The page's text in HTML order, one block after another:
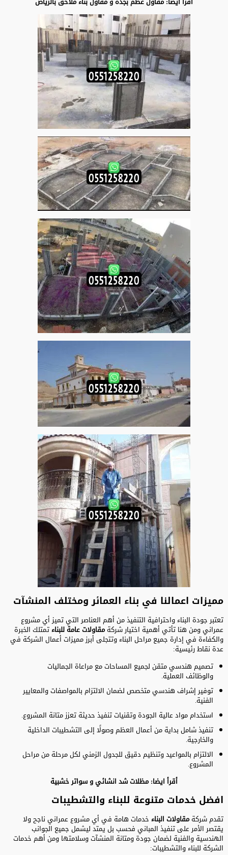
مميزات اعمالنا في بناء العمائر ومختلف المنشآت
تعتبر جودة البناء واحترافية التنفيذ من أهم العناصر التي تميز أي مشروع
عمراني ومن هنا تأتي أهمية اختيار شركةمقاولات عامةللبناءتمتلك الخبرة
والكفاءة في إدارة جميع مراحل البناء وتتجلى أبرز مميزات أعمال الشركة في
عدة نقاط رئيسية:
تصميم هندسي متقن لجميع المساحات مع مراعاة الجماليات
والوظائف العملية.
توفير إشراف هندسي متخصص لضمان الالتزام بالمواصفات والمعايير
الفنية.
استخدام مواد عالية الجودة وتقنيات تنفيذ حديثة تعزز متانة المشروع.
تنفيذ شامل بداية من أعمال العظم وصولًا إلى التشطيبات الداخلية
والخارجية.
الالتزام بالمواعيد وتنظيم دقيق للجدول الزمني لكل مرحلة من مراحل
المشروع.
أقرأ ايضا: مظلات شد انشائيو سواتر خشبية
افضل خدمات متنوعة للبناء والتشطيبات
تقدم شركةمقاولات البناء خدمات هامة في أي مشروع عمراني ناجح ولا
يقتصر الأمر على تنفيذ المباني فحسب بل يمتد ليشمل جميع الجوانب
الهندسية والفنية لضمان جودة ومتانة المنشآت وسلامتها ومن أهم خدمات
الشركة للبناء والتشطيبات: